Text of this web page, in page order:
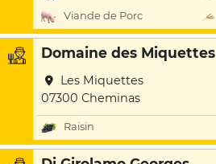
Viande de Porc
Domaine des Miquettes
Les Miquettes
07300 Cheminas
Raisin